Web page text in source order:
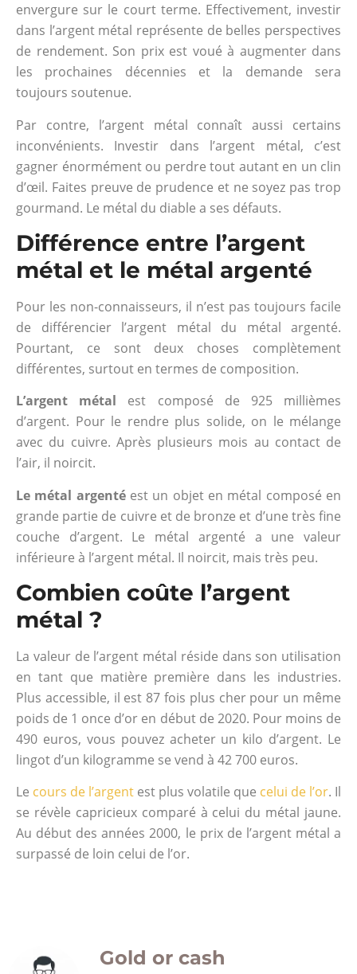
envergure sur le court terme. Effectivement, investir
dans l’argent métal représente de belles perspectives
de rendement. Son prix est voué à augmenter dans
les prochaines décennies et la demande sera
toujours soutenue.
Par contre, l’argent métal connaît aussi certains
inconvénients. Investir dans l’argent métal, c’est
gagner énormément ou perdre tout autant en un clin
d’œil. Faites preuve de prudence et ne soyez pas trop
gourmand. Le métal du diable a ses défauts.
Différence entre l’argent
métal et le métal argenté
Pour les non-connaisseurs, il n’est pas toujours facile
de différencier l’argent métal du métal argenté.
Pourtant, ce sont deux choses complètement
différentes, surtout en termes de composition.
L’argent métal est composé de 925 millièmes
d’argent. Pour le rendre plus solide, on le mélange
avec du cuivre. Après plusieurs mois au contact de
l’air, il noircit.
Le métal argentéest un objet en métal composé en
grande partie de cuivre et de bronze et d’une très fine
couche d’argent. Le métal argenté a une valeur
inférieure à l’argent métal. Il noircit, mais très peu.
Combien coûte l’argent
métal ?
La valeur de l’argent métal réside dans son utilisation
en tant que matière première dans les industries.
Plus accessible, il est 87 fois plus cher pour un même
poids de 1 once d’or en début de 2020. Pour moins de
490 euros, vous pouvez acheter un kilo d’argent. Le
lingot d’un kilogramme se vend à 42 700 euros.
Le cours de l’argent est plus volatile que celui de l’or. Il
se révèle capricieux comparé à celui du métal jaune.
Au début des années 2000, le prix de l’argent métal a
surpassé de loin celui de l’or.
Gold or cash